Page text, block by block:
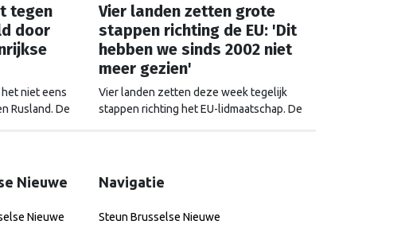
tegen
door
niet eens
Rusland. De
Vier landen zetten grote
stappen richting de EU: 'Dit
hebben we sinds 2002 niet
meer gezien'
Vier landen zetten deze week tegelijk
stappen richting het EU-lidmaatschap. De
Nieuwe
Nieuwe
Navigatie
Steun Brusselse Nieuwe